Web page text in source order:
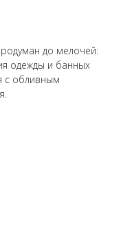
до мелочей:
одежды и банных
с обливным